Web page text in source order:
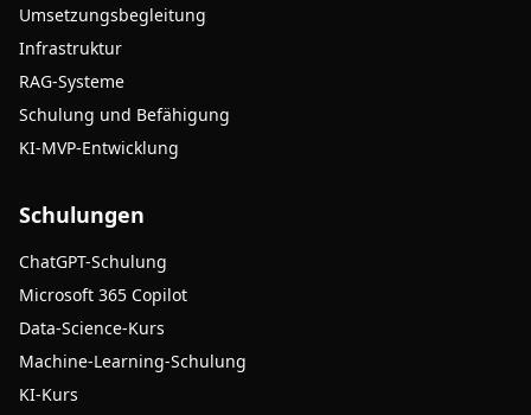
Umsetzungsbegleitung
Infrastruktur
RAG-Systeme
Schulung und Befähigung
KI-MVP-Entwicklung
Schulungen
ChatGPT-Schulung
Microsoft 365 Copilot
Data-Science-Kurs
Machine-Learning-Schulung
KI-Kurs